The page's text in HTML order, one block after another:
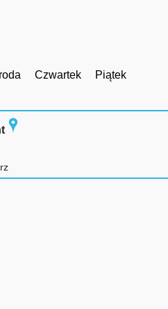
Czwartek
Piątek